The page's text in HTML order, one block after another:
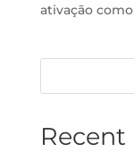
ativação
Recent